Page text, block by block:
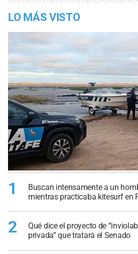
LO MÁS VISTO
1
Buscan intensamente a un
mientras practicaba kitesurf en
2
Qué dice el proyecto de
privada” que tratará el Senado